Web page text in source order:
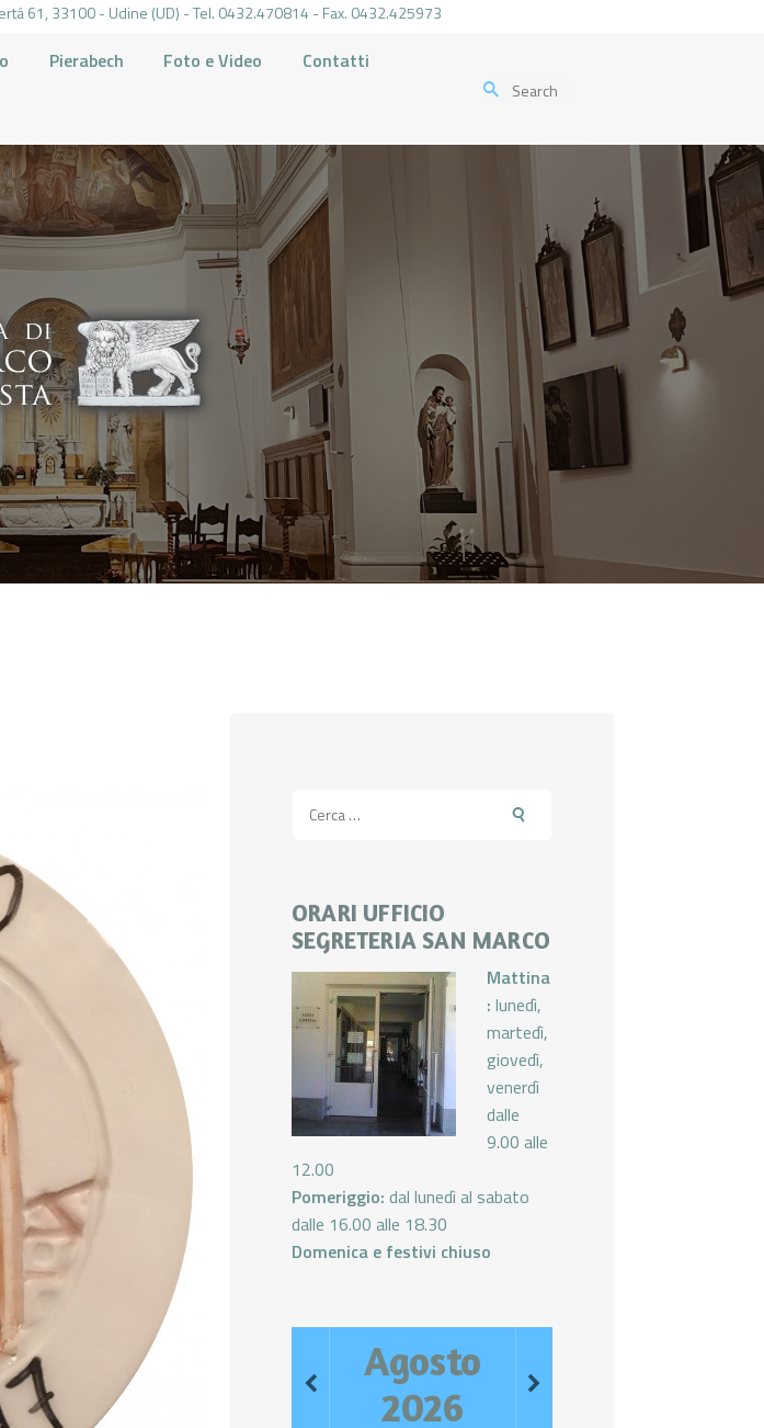
61, 33100 - Udine (UD) - Tel. 0432.470814 - Fax. 0432.425973
Pierabech Foto e Video Contatti
per:
ORARI UFFICIO
SEGRETERIA SAN MARCO
Mattina
: lunedì,
martedì,
giovedì,
venerdì
dalle
9.00 alle
12.00
Pomeriggio: dal lunedì al sabato
dalle 16.00 alle 18.30
Domenica e festivi chiuso
Agosto
2026